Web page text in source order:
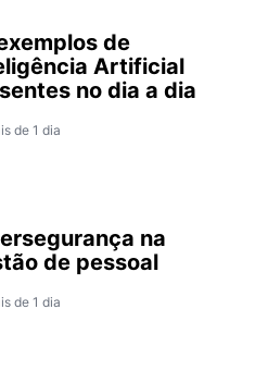
de
Artificial
no dia a dia
de 1 dia
na
de pessoal
de 1 dia